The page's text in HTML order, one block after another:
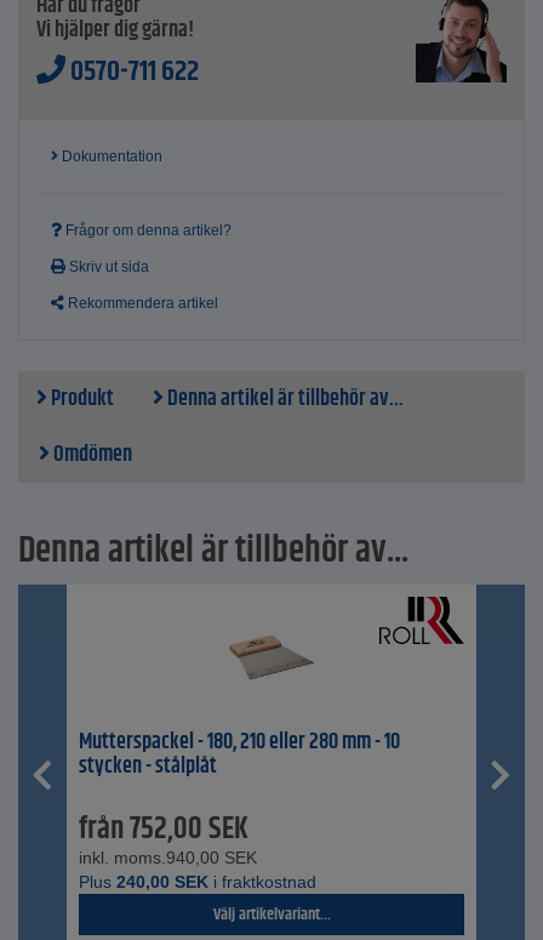
Vi hjälper dig gärna!
0570-711 622
Dokumentation
Frågor om denna artikel?
Skriv ut sida
Rekommendera artikel
Produkt
Denna artikel är tillbehör av...
Omdömen
Denna artikel är tillbehör av...
Mutterspackel - 180, 210 eller 280 mm - 10
stycken - stålplåt
från752,00SEK
inkl. moms.940,00 SEK
Plus 240,00 SEK i fraktkostnad
Välj artikelvariant...